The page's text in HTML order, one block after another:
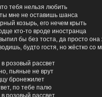
тебя нельзя любить
мне не оставишь шанса
козырь, его нечем крыть
кто-то вроде иностранца
бы без тоста, да просто она
будто гостя, но жёстко со
в розовый рассвет
пьяные не врут
бронежилет
по тебе палю
в розовый рассвет